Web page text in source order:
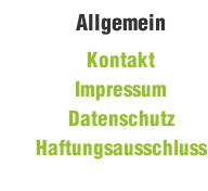
Allgemein
Kontakt
Impressum
Datenschutz
Haftungsausschluss